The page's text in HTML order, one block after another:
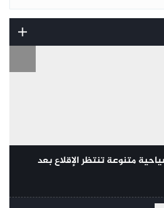
متنوعة تنتظر الإقلاع بعد